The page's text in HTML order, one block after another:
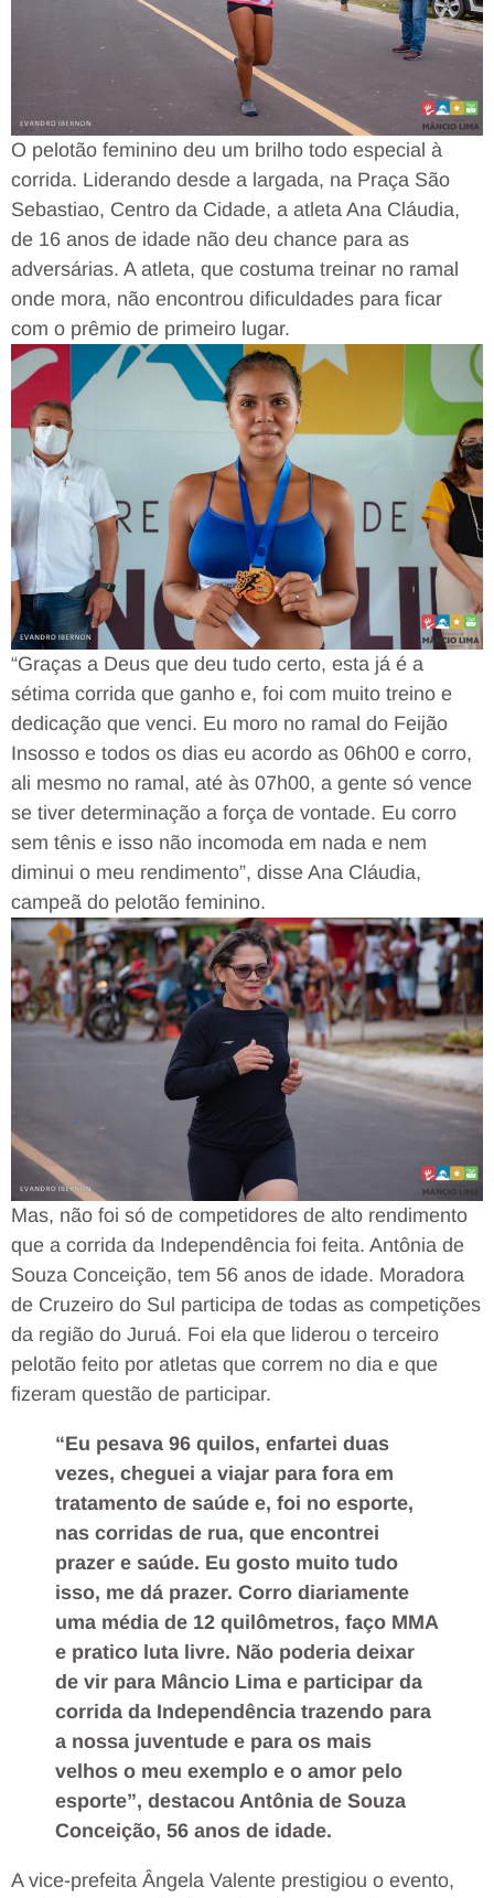
O pelotão feminino deu um brilho todo especial à
corrida. Liderando desde a largada, na Praça São
Sebastiao, Centro da Cidade, a atleta Ana Cláudia,
de 16 anos de idade não deu chance para as
adversárias. A atleta, que costuma treinar no ramal
onde mora, não encontrou dificuldades para ficar
com o prêmio de primeiro lugar.
“Graças a Deus que deu tudo certo, esta já é a
sétima corrida que ganho e, foi com muito treino e
dedicação que venci. Eu moro no ramal do Feijão
Insosso e todos os dias eu acordo as 06h00 e corro,
ali mesmo no ramal, até às 07h00, a gente só vence
se tiver determinação a força de vontade. Eu corro
sem tênis e isso não incomoda em nada e nem
diminui o meu rendimento”, disse Ana Cláudia,
campeã do pelotão feminino.
Mas, não foi só de competidores de alto rendimento
que a corrida da Independência foi feita. Antônia de
Souza Conceição, tem 56 anos de idade. Moradora
de Cruzeiro do Sul participa de todas as competições
da região do Juruá. Foi ela que liderou o terceiro
pelotão feito por atletas que correm no dia e que
fizeram questão de participar.
“Eu pesava 96 quilos, enfartei duas
vezes, cheguei a viajar para fora em
tratamento de saúde e, foi no esporte,
nas corridas de rua, que encontrei
prazer e saúde. Eu gosto muito tudo
isso, me dá prazer. Corro diariamente
uma média de 12 quilômetros, faço MMA
e pratico luta livre. Não poderia deixar
de vir para Mâncio Lima e participar da
corrida da Independência trazendo para
a nossa juventude e para os mais
velhos o meu exemplo e o amor pelo
esporte”, destacou Antônia de Souza
Conceição, 56 anos de idade.
A vice-prefeita Ângela Valente prestigiou o evento,